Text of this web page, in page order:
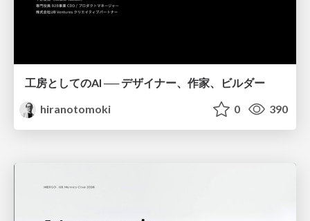
工房としてのAI ── デザイナー、作家、ビルダー
hiranotomoki
0 390